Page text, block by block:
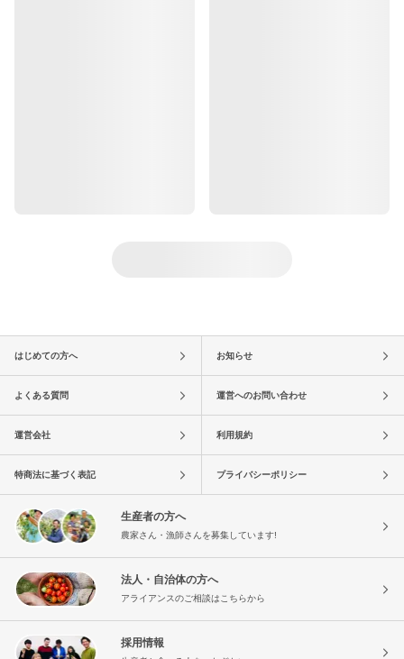
はじめての方へ お知らせ
よくある質問 運営へのお問い合わせ
運営会社 利用規約
特商法に基づく表記 プライバシーポリシー
生産者の方へ
農家さん・漁師さんを募集しています!
法人・自治体の方へ
アライアンスのご相談はこちらから
採用情報